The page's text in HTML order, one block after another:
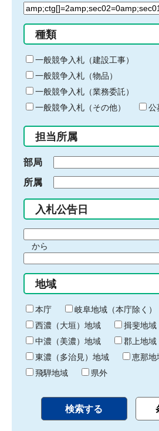
検
る
キ
ー
ワ
ー
ド
入
力
種類
一般競争入札（建設工事）
一般競争入札（物品）
一般競争入札（業務委託）
一般競争入札（その他）
公
担当所属
部局
所属
入札公告日
間
始
り
から
間
終
わ
り
地域
本庁
岐阜地域（本庁除く）
西濃（大垣）地域
揖斐地域
中濃（美濃）地域
郡上地域
東濃（多治見）地域
恵那地
飛騨地域
県外